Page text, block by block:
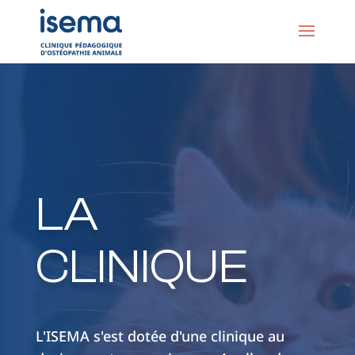
LA
CLINIQUE
L'ISEMA s'est dotée d'une clinique au